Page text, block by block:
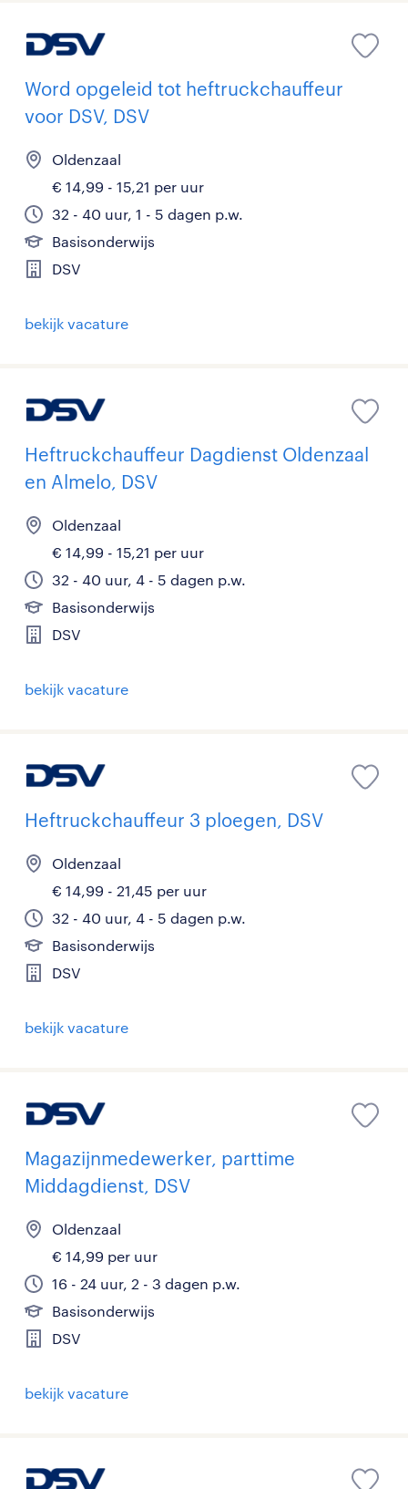
Word opgeleid tot heftruckchauffeur
voor DSV, DSV
Oldenzaal
€ 14,99 - 15,21 per uur
32 - 40 uur, 1 - 5 dagen p.w.
Basisonderwijs
DSV
bekijk vacature
Heftruckchauffeur Dagdienst Oldenzaal
en Almelo, DSV
Oldenzaal
€ 14,99 - 15,21 per uur
32 - 40 uur, 4 - 5 dagen p.w.
Basisonderwijs
DSV
bekijk vacature
Heftruckchauffeur 3 ploegen, DSV
Oldenzaal
€ 14,99 - 21,45 per uur
32 - 40 uur, 4 - 5 dagen p.w.
Basisonderwijs
DSV
bekijk vacature
Magazijnmedewerker, parttime
Middagdienst, DSV
Oldenzaal
€ 14,99 per uur
16 - 24 uur, 2 - 3 dagen p.w.
Basisonderwijs
DSV
bekijk vacature